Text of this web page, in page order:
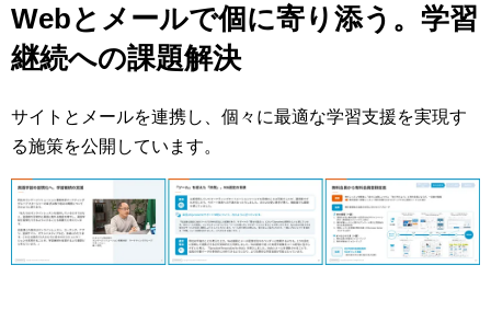
Webとメールで個に寄り添う。学習
継続への課題解決
サイトとメールを連携し、個々に最適な学習支援を実現す
る施策を公開しています。